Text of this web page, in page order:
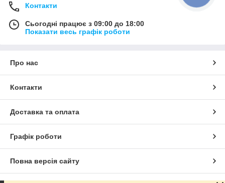
Контакти
Сьогодні працює з 09:00 до 18:00
Показати весь графік роботи
Про нас
Контакти
Доставка та оплата
Графік роботи
Повна версія сайту